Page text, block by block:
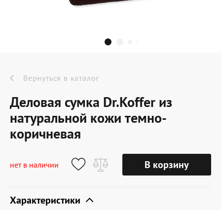
Подарочные карты
Dr.Koffer Outlet
Новинки
Акции
Условия доставки
Вернуться в каталог
Деловая сумка Dr.Koffer из
натуральной кожи темно-
коричневая
нет в наличии В корзину
Характеристики